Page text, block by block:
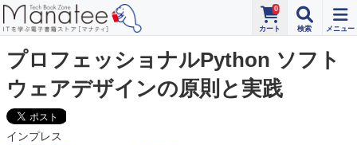
0
プロフェッショナルPython ソフト
ウェアデザインの原則と実践
インプレス